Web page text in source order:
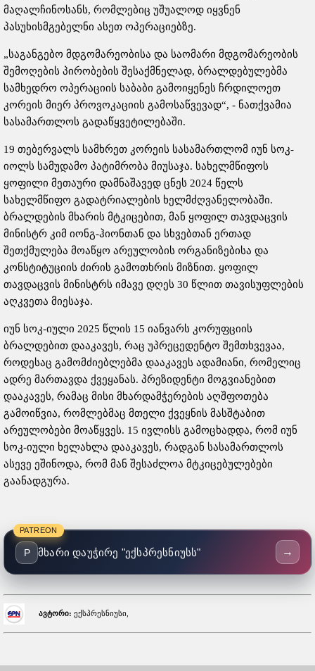
მაღალჩინოსანს, რომლებიც უშუალოდ იყვნენ
პასუხისმგებელნი ასეთ ოპერაციებზე.
„საგანგებო მდგომარეობისა და საომარი მდგომარეობის
შემოღების პირობების შესაქმნელად, ბრალდებულებმა
სამხედრო ოპერაციის საბაბი გამოიყენეს ჩრდილოეთ
კორეის მიერ პროვოკაციის გამოსაწვევად“, - ნათქვამია
სასამართლოს გადაწყვეტილებაში.
19 თებერვალს სამხრეთ კორეის სასამართლომ იუნ სოკ-
იოლს სამუდამო პატიმრობა მიუსაჯა. სახელმწიფოს
ყოფილი მეთაური დამნაშავედ ცნეს 2024 წელს
სახელმწიფო გადატრიალების ხელმძღვანელობაში.
ბრალდების მხარის მტკიცებით, მან ყოფილ თავდაცვის
მინისტრ კიმ იონგ-ჰიონთან და სხვებთან ერთად
შეთქმულება მოაწყო არეულობის ორგანიზებისა და
კონსტიტუციის ძირის გამოთხრის მიზნით. ყოფილ
თავდაცვის მინისტრს იმავე დღეს 30 წლით თავისუფლების
აღკვეთა მიესაჯა.
იუნ სოკ-იული 2025 წლის 15 იანვარს კორუფციის
ბრალდებით დააკავეს, რაც უპრეცედენტო შემთხვევაა,
როდესაც გამომძიებლებმა დააკავეს ადამიანი, რომელიც
ადრე მართავდა ქვეყანას. პრეზიდენტი მოგვიანებით
დააკავეს, რამაც მისი მხარდამჭერების აღშფოთება
გამოიწვია, რომლებმაც მთელი ქვეყნის მასშტაბით
არეულობები მოაწყვეს. 15 ივლისს გამოცხადდა, რომ იუნ
სოკ-იული ხელახლა დააკავეს, რადგან სასამართლოს
ასევე ეშინოდა, რომ მან შესაძლოა მტკიცებულებები
გაანადგურა.
PATREON
P მხარი დაუჭირე "ექსპრესნიუსს" →
ავტორი: ექსპრესნიუსი,